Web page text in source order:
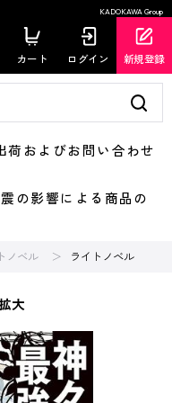
KADOKAWA Group
カート ログイン 新規登録
およびお問い合わせ
の影響による商品の
ノベル ライトノベル
大